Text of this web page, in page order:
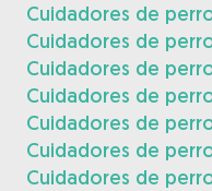
Cuidadores de
Cuidadores de
Cuidadores de
Cuidadores de
Cuidadores de
Cuidadores de
Cuidadores de